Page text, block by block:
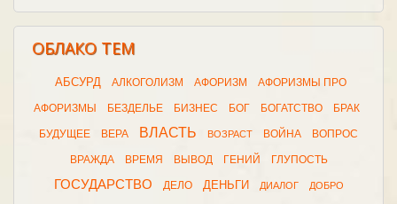
ОБЛАКО ТЕМ
АБСУРД АЛКОГОЛИЗМ АФОРИЗМ АФОРИЗМЫ ПРО
АФОРИЗМЫ БЕЗДЕЛЬЕ БИЗНЕС БОГ БОГАТСТВО БРАК
БУДУЩЕЕ ВЕРА ВЛАСТЬ ВОЗРАСТ ВОЙНА ВОПРОС
ВРАЖДА ВРЕМЯ ВЫВОД ГЕНИЙ ГЛУПОСТЬ
ГОСУДАРСТВО ДЕЛО ДЕНЬГИ ДИАЛОГ ДОБРО